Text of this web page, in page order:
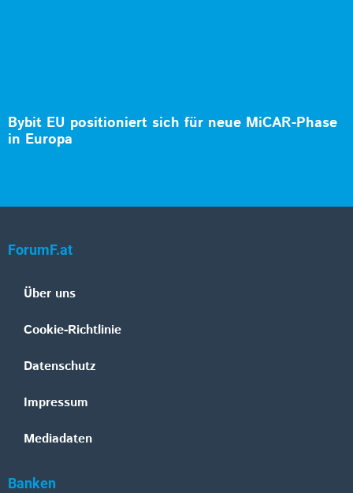
Bybit EU positioniert sich für neue MiCAR-Phase
in Europa
ForumF.at
Über uns
Cookie-Richtlinie
Datenschutz
Impressum
Mediadaten
Banken